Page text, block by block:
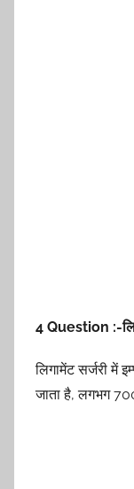
4 Question :-
लिगामेंट सर्जरी में
जाता है, लगभग